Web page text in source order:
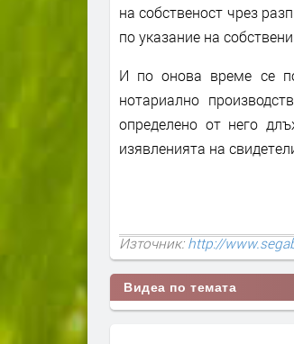
на собственост чрез
по указание на
И по онова време се
нотариално
определено от него
изявленията на
Източник:http://
Видеа по темата